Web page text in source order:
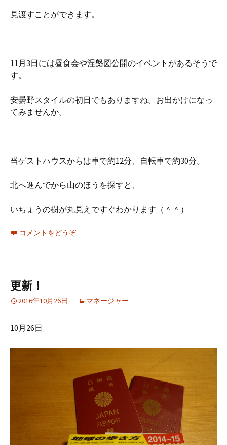
見渡すことができます。
11月3日には昼食会や涅槃図公開のイベントがあるそうで
す。
安曇野スタイルの初日でもありますね。お出かけになっ
てみませんか。
当ゲストハウスからは車で約12分、自転車で約30分。
北へ進んでから山のほうを探すと、
いちょうの樹が丸見えですぐわかります（＾＾）
コメントをどうぞ
更新！
2016年10月26日 マネージャー
10月26日